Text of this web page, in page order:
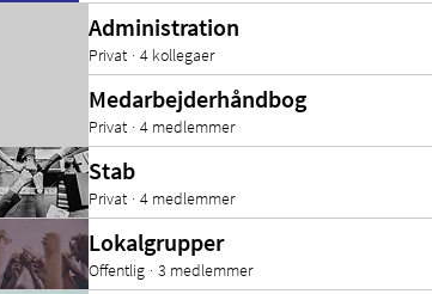
Administration
Privat · 4 kollegaer
Medarbejderhåndbog
Privat · 4 medlemmer
Stab
Privat · 4 medlemmer
Lokalgrupper
Offentlig · 3 medlemmer